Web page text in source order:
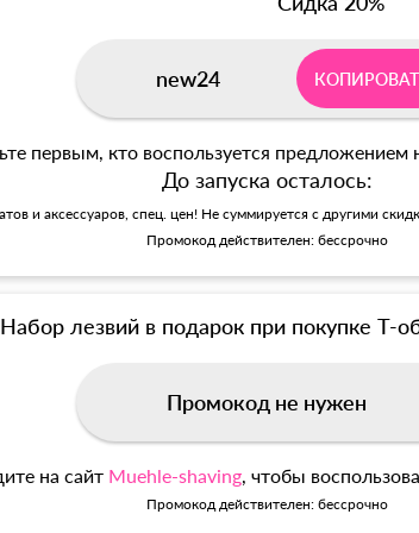
new24
первым, кто воспользуется предложением
До запуска осталось:
и аксессуаров, спец. цен! Не суммируется с другими
Промокод действителен: бессрочно
Набор лезвий в подарок при покупке Т-
Промокод не нужен
на сайт Muehle-shaving, чтобы
Промокод действителен: бессрочно